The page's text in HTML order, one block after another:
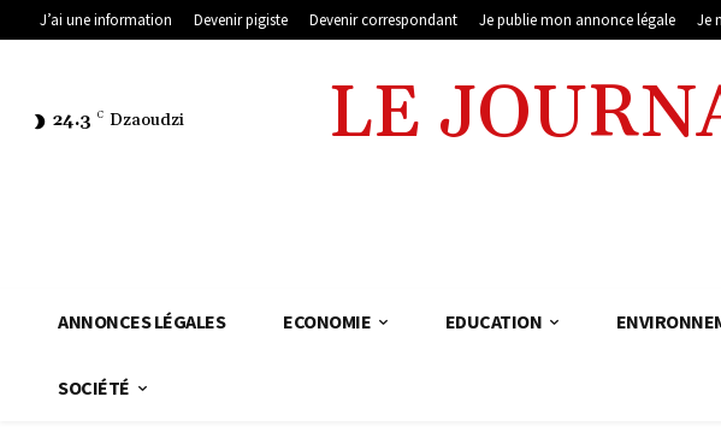
J’ai une information Devenir pigiste Devenir correspondant Je publie mon annonce légale Je
24.3 C Dzaoudzi LE
ANNONCES LÉGALES ECONOMIE EDUCATION
SOCIÉTÉ